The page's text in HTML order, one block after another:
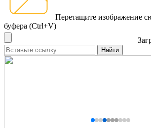
Перетащите изображение
буфера (Ctrl+V)
Найти